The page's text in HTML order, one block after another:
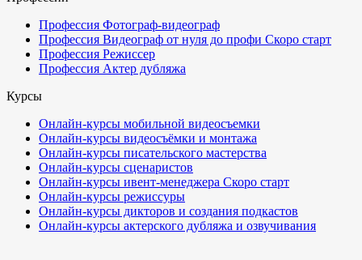
Профессия Фотограф-видеограф
Профессия Видеограф от нуля до профи Скоро старт
Профессия Режиссер
Профессия Актер дубляжа
Курсы
Онлайн-курсы мобильной видеосъемки
Онлайн-курсы видеосъёмки и монтажа
Онлайн-курсы писательского мастерства
Онлайн-курсы сценаристов
Онлайн-курсы ивент-менеджера Скоро старт
Онлайн-курсы режиссуры
Онлайн-курсы дикторов и создания подкастов
Онлайн-курсы актерского дубляжа и озвучивания